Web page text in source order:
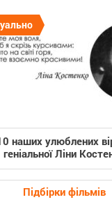
наших улюблених
геніальної Ліни
Підбірки фільмів